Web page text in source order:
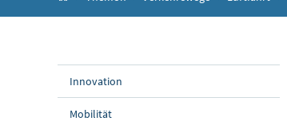
Innovation
Mobilität